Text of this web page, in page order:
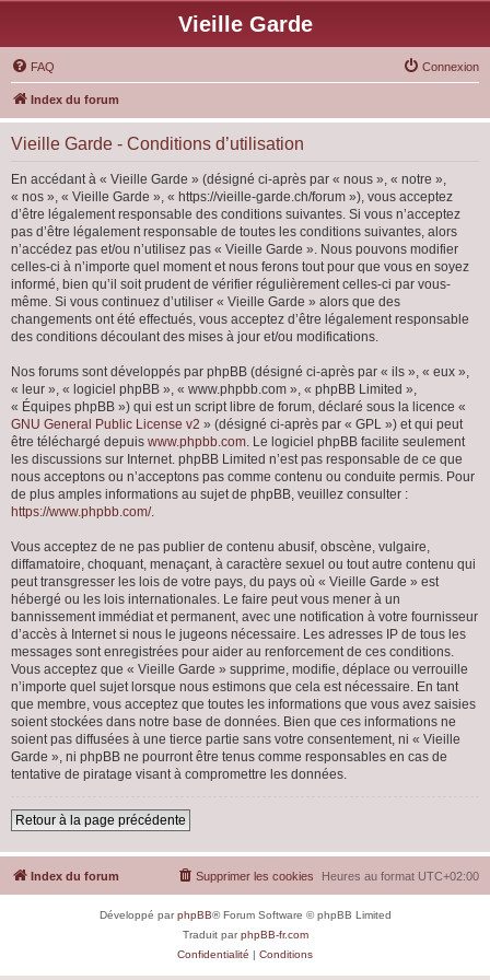
Vieille Garde
FAQ Connexion
Index du forum
Vieille Garde - Conditions d’utilisation
En accédant à « Vieille Garde » (désigné ci-après par « nous », « notre »,
« nos », « Vieille Garde », « https://vieille-garde.ch/forum »), vous acceptez
d’être légalement responsable des conditions suivantes. Si vous n’acceptez
pas d’être légalement responsable de toutes les conditions suivantes, alors
n’accédez pas et/ou n’utilisez pas « Vieille Garde ». Nous pouvons modifier
celles-ci à n’importe quel moment et nous ferons tout pour que vous en soyez
informé, bien qu’il soit prudent de vérifier régulièrement celles-ci par vous-
même. Si vous continuez d’utiliser « Vieille Garde » alors que des
changements ont été effectués, vous acceptez d’être légalement responsable
des conditions découlant des mises à jour et/ou modifications.
Nos forums sont développés par phpBB (désigné ci-après par « ils », « eux »,
« leur », « logiciel phpBB », « www.phpbb.com », « phpBB Limited »,
« Équipes phpBB ») qui est un script libre de forum, déclaré sous la licence «
GNU General Public License v2 » (désigné ci-après par « GPL ») et qui peut
être téléchargé depuis www.phpbb.com. Le logiciel phpBB facilite seulement
les discussions sur Internet. phpBB Limited n’est pas responsable de ce que
nous acceptons ou n’acceptons pas comme contenu ou conduite permis. Pour
de plus amples informations au sujet de phpBB, veuillez consulter :
https://www.phpbb.com/.
Vous acceptez de ne pas publier de contenu abusif, obscène, vulgaire,
diffamatoire, choquant, menaçant, à caractère sexuel ou tout autre contenu qui
peut transgresser les lois de votre pays, du pays où « Vieille Garde » est
hébergé ou les lois internationales. Le faire peut vous mener à un
bannissement immédiat et permanent, avec une notification à votre fournisseur
d’accès à Internet si nous le jugeons nécessaire. Les adresses IP de tous les
messages sont enregistrées pour aider au renforcement de ces conditions.
Vous acceptez que « Vieille Garde » supprime, modifie, déplace ou verrouille
n’importe quel sujet lorsque nous estimons que cela est nécessaire. En tant
que membre, vous acceptez que toutes les informations que vous avez saisies
soient stockées dans notre base de données. Bien que ces informations ne
soient pas diffusées à une tierce partie sans votre consentement, ni « Vieille
Garde », ni phpBB ne pourront être tenus comme responsables en cas de
tentative de piratage visant à compromettre les données.
Retour à la page précédente
Index du forum Heures au format UTC+02:00
Supprimer les cookies
Développé parphpBB® Forum Software © phpBB Limited
Traduit parphpBB-fr.com
Confidentialité | Conditions